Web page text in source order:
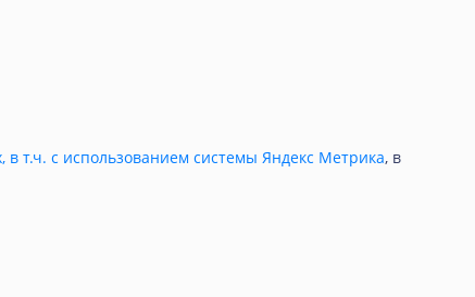
в т.ч. с использованием системы Яндекс Метрика, в